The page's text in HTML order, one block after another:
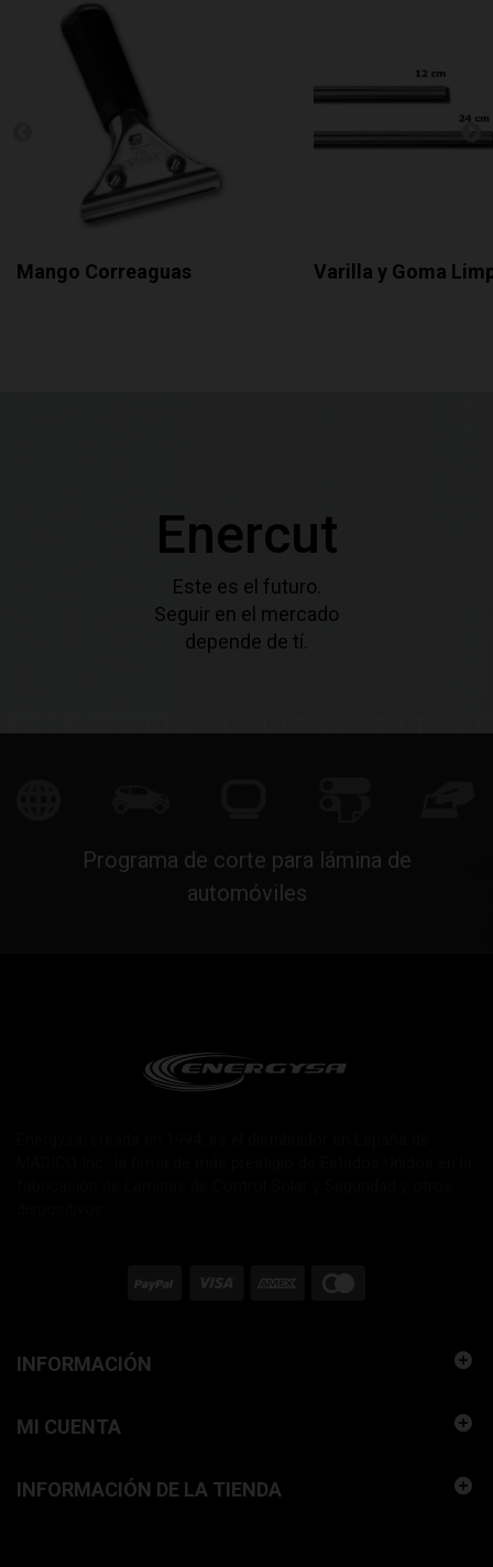
Mango Correaguas Varilla y Goma
Enercut
Este es el futuro.
Seguir en el mercado
depende de tí.
Programa de corte para lámina de
automóviles
INFORMACIÓN
MI CUENTA
INFORMACIÓN DE LA TIENDA